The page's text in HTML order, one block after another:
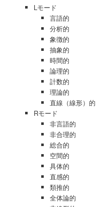
Lモード
言語的
分析的
象徴的
抽象的
時間的
論理的
計数的
理論的
直線（線形）的
Rモード
非言語的
非合理的
総合的
空間的
具体的
直感的
類推的
全体論的